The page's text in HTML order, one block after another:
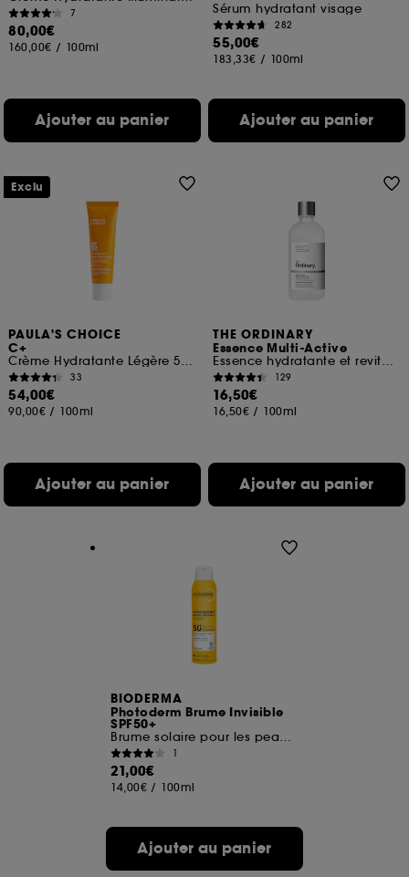
7
80,00€
160,00€ / 100ml
Ajouter au panier
Sérum hydratant visage
282
55,00€
183,33€ / 100ml
Ajouter au panier
PAULA'S CHOICE
C+
Crème Hydratante Légère 5 % Vitamine C SPF 50
33
54,00€
90,00€ / 100ml
Ajouter au panier
Exclu
THE ORDINARY
Essence Multi-Active
Essence hydratante et revitalisante
129
16,50€
16,50€ / 100ml
Ajouter au panier
BIODERMA
Photoderm Brume Invisible
SPF50+
Brume solaire pour les peaux sensibles
1
21,00€
14,00€ / 100ml
Ajouter au panier